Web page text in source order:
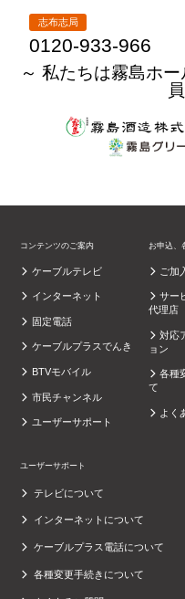
志布志局
0120-933-966
～ 私たちは霧島ホ
コンテンツのご案内
ケーブルテレビ
インターネット
固定電話
ケーブルプラスでんき
BTVモバイル
市民チャンネル
ユーザーサポート
お申込、
ご加
サー
代理店
対応
ョン
各種
て
よく
ユーザーサポート
テレビについて
インターネットについて
ケーブルプラス電話について
各種変更手続きについて